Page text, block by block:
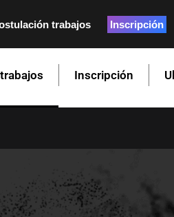
trabajos Inscripción
Inscripción